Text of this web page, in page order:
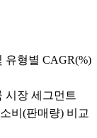
유형별 CAGR(%)
시장 세그먼트
비(판매량) 비교